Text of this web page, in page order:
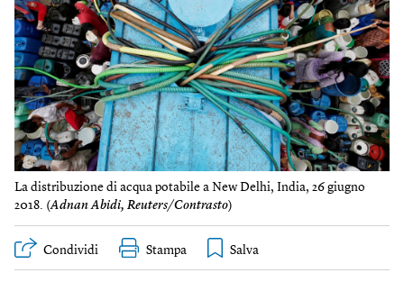
La distribuzione di acqua potabile a New Delhi, India, 26 giugno
2018. (Adnan Abidi, Reuters/Contrasto)
Condividi Stampa